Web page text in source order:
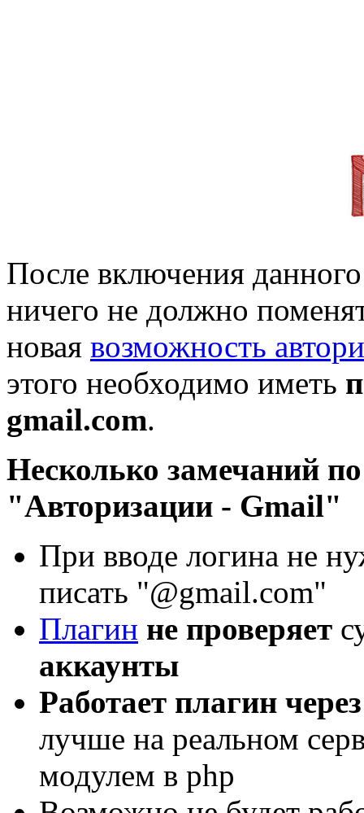
После включения
ничего не должно
новая возможность
этого необходимо иметь
gmail.com.
Несколько замечаний
"Авторизации - Gmail"
При вводе логина не
писать "@gmail.com"
Плагин не проверяет
аккаунты
Работает плагин
лучше на реальном
модулем в php